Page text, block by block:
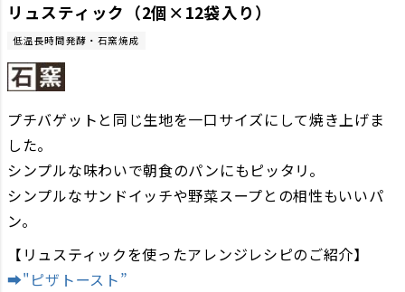
リュスティック（2個×12袋入り）
低温長時間発酵・石窯焼成
プチバゲットと同じ生地を一口サイズにして焼き上げま
した。
シンプルな味わいで朝食のパンにもピッタリ。
シンプルなサンドイッチや野菜スープとの相性もいいパ
ン。
【リュスティックを使ったアレンジレシピのご紹介】
➡"ピザトースト”